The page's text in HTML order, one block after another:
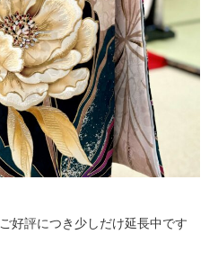
ご好評につき少しだけ延長中です